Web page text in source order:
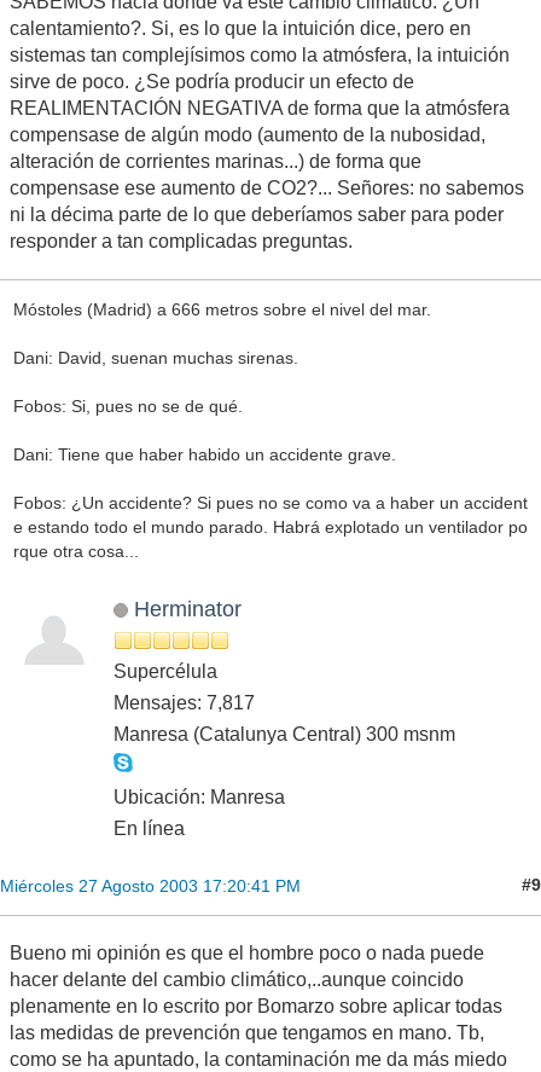
calentamiento?. Si, es lo que la intuición dice, pero en
sistemas tan complejísimos como la atmósfera, la intuición
sirve de poco. ¿Se podría producir un efecto de
REALIMENTACIÓN NEGATIVA de forma que la atmósfera
compensase de algún modo (aumento de la nubosidad,
alteración de corrientes marinas...) de forma que
compensase ese aumento de CO2?... Señores: no sabemos
ni la décima parte de lo que deberíamos saber para poder
responder a tan complicadas preguntas.
Móstoles (Madrid) a 666 metros sobre el nivel del mar.
Dani: David, suenan muchas sirenas.
Fobos: Si, pues no se de qué.
Dani: Tiene que haber habido un accidente grave.
Fobos: ¿Un accidente? Si pues no se como va a haber un accident
e estando todo el mundo parado. Habrá explotado un ventilador po
rque otra cosa...
Herminator
Supercélula
Mensajes: 7,817
Manresa (Catalunya Central) 300 msnm
Ubicación: Manresa
En línea
Miércoles 27 Agosto 2003 17:20:41 PM #9
Bueno mi opinión es que el hombre poco o nada puede
hacer delante del cambio climático,..aunque coincido
plenamente en lo escrito por Bomarzo sobre aplicar todas
las medidas de prevención que tengamos en mano. Tb,
como se ha apuntado, la contaminación me da más miedo